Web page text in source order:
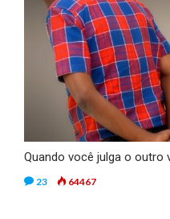
Quando você julga o outro
23 64467